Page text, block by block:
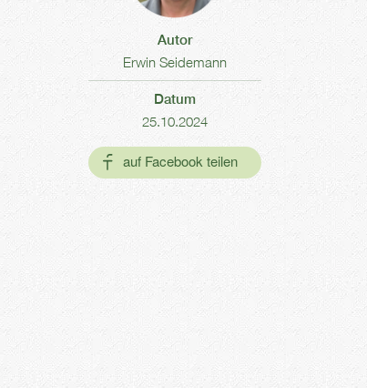
Autor
Erwin Seidemann
Datum
25.10.2024